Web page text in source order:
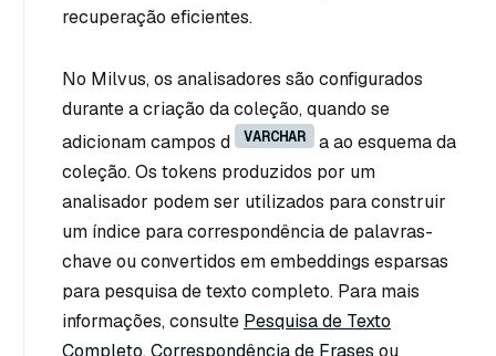
recuperação eficientes.
No Milvus, os analisadores são configurados
durante a criação da coleção, quando se
adicionam campos d
VARCHAR
a ao esquema da
coleção. Os tokens produzidos por um
analisador podem ser utilizados para construir
um índice para correspondência de palavras-
chave ou convertidos em embeddings esparsas
para pesquisa de texto completo. Para mais
informações, consulte Pesquisa de Texto
Completo,Correspondência de Frases ou